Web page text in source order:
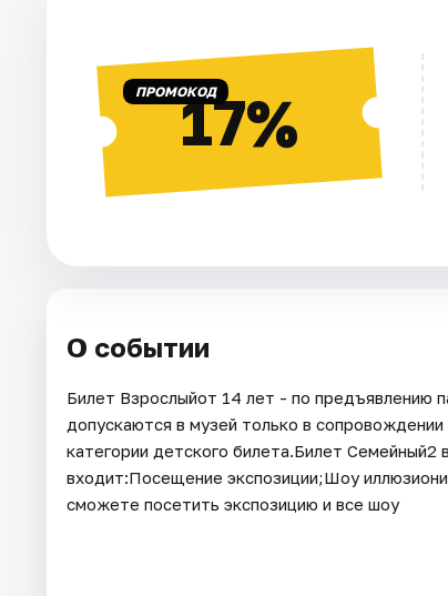
ПРОМОКОД17%
О событии
Билет Взрослыйот 14 лет - по предъявлению
допускаются в музей только в
категории детского билета.Билет Семейный2
входит:Посещение экспозиции;Шоу
сможете посетить экспозицию и все шоу